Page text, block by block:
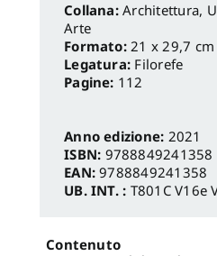
Architettura,
Arte
Formato:21 x 29,7 cm
Legatura: Filorefe
Pagine: 112
Anno edizione: 2021
ISBN: 9788849241358
EAN:9788849241358
UB. INT. : T801C V16e
Contenuto